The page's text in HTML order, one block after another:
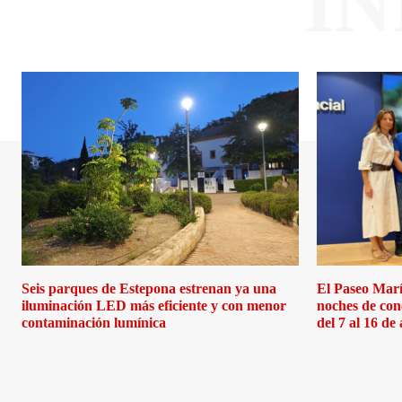
Seis parques de Estepona estrenan ya una
iluminación LED más eficiente y con menor
contaminación lumínica
El Paseo
noches de
del 7 al 16 de